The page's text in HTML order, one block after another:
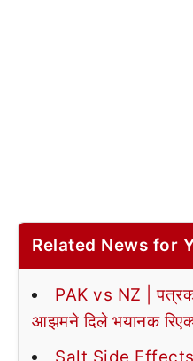
Related News for
PAK vs NZ |
आझमने दिले भयानक
Salt Side Effects